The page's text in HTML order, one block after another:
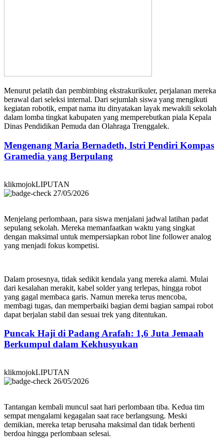
Menurut pelatih dan pembimbing ekstrakurikuler, perjalanan mereka
berawal dari seleksi internal. Dari sejumlah siswa yang mengikuti
kegiatan robotik, empat nama itu dinyatakan layak mewakili sekolah
dalam lomba tingkat kabupaten yang memperebutkan piala Kepala
Dinas Pendidikan Pemuda dan Olahraga Trenggalek.
Mengenang Maria Bernadeth, Istri Pendiri Kompas
Gramedia yang Berpulang
klikmojokLIPUTAN
27/05/2026
Menjelang perlombaan, para siswa menjalani jadwal latihan padat
sepulang sekolah. Mereka memanfaatkan waktu yang singkat
dengan maksimal untuk mempersiapkan robot line follower analog
yang menjadi fokus kompetisi.
Dalam prosesnya, tidak sedikit kendala yang mereka alami. Mulai
dari kesalahan merakit, kabel solder yang terlepas, hingga robot
yang gagal membaca garis. Namun mereka terus mencoba,
membagi tugas, dan memperbaiki bagian demi bagian sampai robot
dapat berjalan stabil dan sesuai trek yang ditentukan.
Puncak Haji di Padang Arafah: 1,6 Juta Jemaah
Berkumpul dalam Kekhusyukan
klikmojokLIPUTAN
26/05/2026
Tantangan kembali muncul saat hari perlombaan tiba. Kedua tim
sempat mengalami kegagalan saat race berlangsung. Meski
demikian, mereka tetap berusaha maksimal dan tidak berhenti
berdoa hingga perlombaan selesai.